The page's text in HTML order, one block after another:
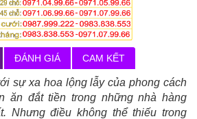
ĐÁNH GIÁ CAM KẾT
sự xa hoa lộng lẫy của phong cách
ăn đắt tiền trong những nhà hàng
Nhưng điều không thể thiếu trong